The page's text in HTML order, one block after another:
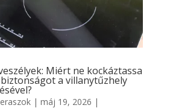
Miért ne kockáztassa
a villanytűzhely
| máj 19, 2026 |